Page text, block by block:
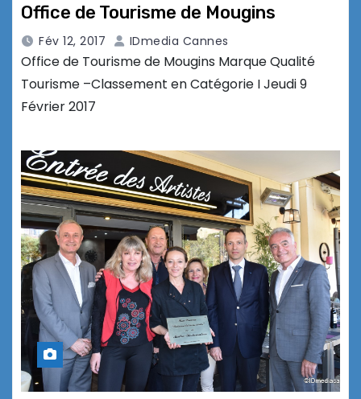
Office de Tourisme de Mougins
Fév 12, 2017 IDmedia Cannes
Office de Tourisme de Mougins Marque Qualité
Tourisme –Classement en Catégorie I Jeudi 9
Février 2017